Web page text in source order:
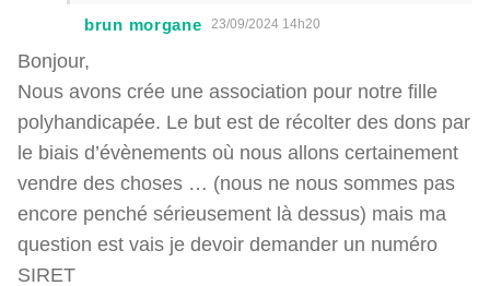
brun morgane 23/09/2024 14h20
Bonjour,
Nous avons crée une association pour notre fille
polyhandicapée. Le but est de récolter des dons par
le biais d’évènements où nous allons certainement
vendre des choses … (nous ne nous sommes pas
encore penché sérieusement là dessus) mais ma
question est vais je devoir demander un numéro
SIRET